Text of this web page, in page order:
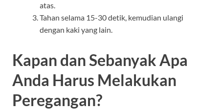
atas.
Tahan selama 15-30 detik, kemudian ulangi
dengan kaki yang lain.
Kapan dan Sebanyak Apa
Anda Harus Melakukan
Peregangan?